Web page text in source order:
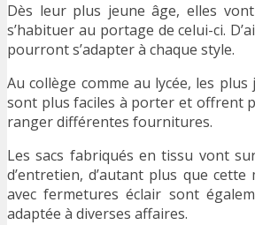
Dès leur plus jeune âge, elles
s’habituer au portage de celui-ci.
pourront s’adapter à chaque style.
Au collège comme au lycée, les
sont plus faciles à porter et offrent
ranger différentes fournitures.
Les sacs fabriqués en tissu vont
d’entretien, d’autant plus que
avec fermetures éclair sont
adaptée à diverses affaires.